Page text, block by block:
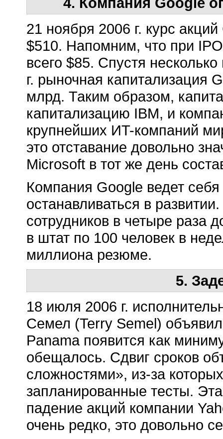
21 ноября 2006 г. курс
$510. Напомним, что при IPO
всего $85. Спустя
г. рыночная капитализация
млрд. Таким образом,
капитализацию IBM, и
крупнейших ИT-компаний
это отставание довольно
Microsoft в тот же день
Компания Google ведет
останавливаться в
сотрудников в четыре раза
в штат по 100 человек в
миллиона резюме.
5.
18 июля 2006 г.
Семел (Terry Semel)
Panama появится как
обещалось. Сдвиг сроков
сложностями», из-за
запланированные тесты.
падение акций компании
очень редко, это довольно